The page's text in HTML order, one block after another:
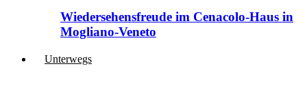
Wiedersehensfreude im Cenacolo-Haus in
Mogliano-Veneto
Unterwegs